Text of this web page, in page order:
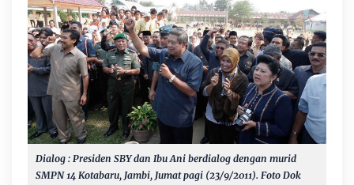
Dialog : Presiden SBY dan Ibu Ani berdialog dengan murid
SMPN 14 Kotabaru, Jambi, Jumat pagi (23/9/2011). Foto Dok